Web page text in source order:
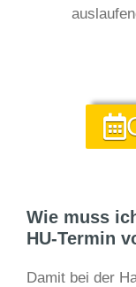
Wie muss
HU-Termin
Damit bei der